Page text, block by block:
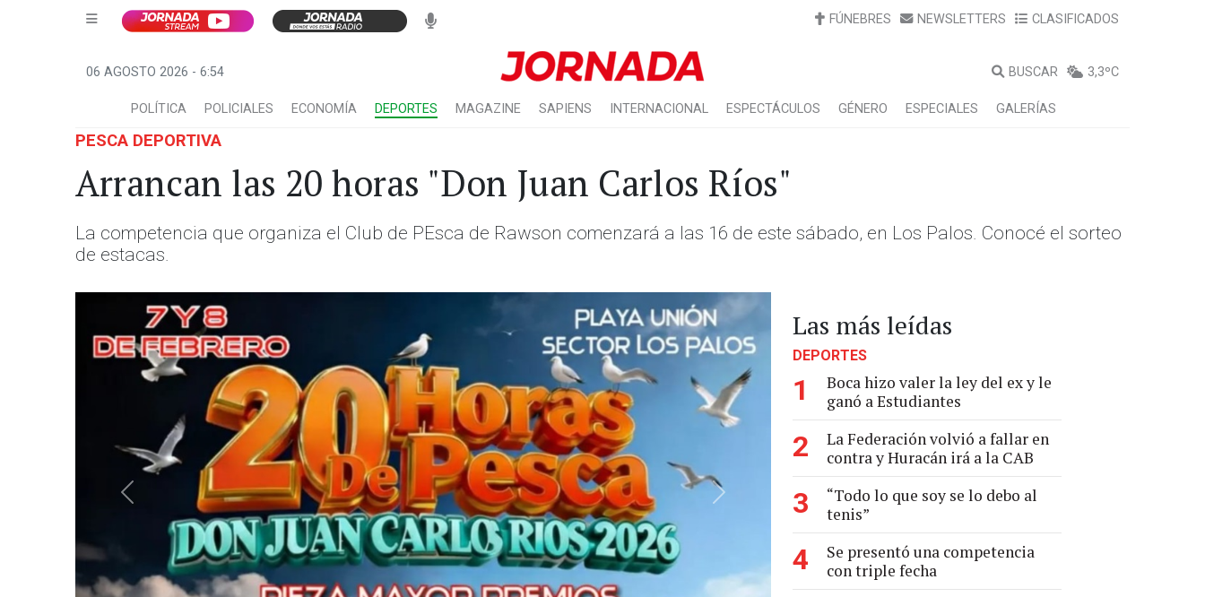
FÚNEBRES NEWSLETTERS CLASIFICADOS
06 AGOSTO 2026 - 6:54 BUSCAR 3,3ºC
POLÍTICA POLICIALES ECONOMÍA DEPORTES MAGAZINE SAPIENS INTERNACIONAL ESPECTÁCULOS GÉNERO ESPECIALES GALERÍAS
PESCA DEPORTIVA
Arrancan las 20 horas "Don Juan Carlos Ríos"
La competencia que organiza el Club de PEsca de Rawson comenzará a las 16 de este sábado, en Los Palos. Conocé el sorteo
de estacas.
Anterior Siguiente
Las más leídas
DEPORTES
1
Boca hizo valer la ley del ex y le
ganó a Estudiantes
2
La Federación volvió a fallar en
contra y Huracán irá a la CAB
3
“Todo lo que soy se lo debo al
tenis”
4
Se presentó una competencia
con triple fecha